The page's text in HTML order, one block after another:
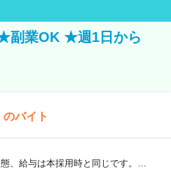
★副業OK ★週1日から
バイト
、給与は本採用時と同じです。…